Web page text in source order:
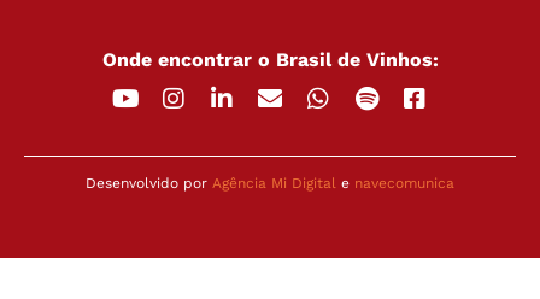
Onde encontrar o Brasil de Vinhos:
Desenvolvido por Agência Mi Digital e navecomunica